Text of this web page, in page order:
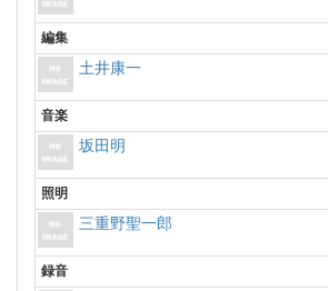
編集
土井康一
音楽
坂田明
照明
三重野聖一郎
録音